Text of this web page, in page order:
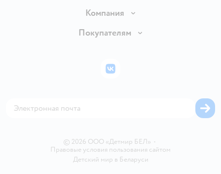
Доставка и оплата
Правила продажи
Политика использования файлов cookie
Компания
Вакансии
Покупателям
Бонусные карты
© 2026 ООО «Детмир БЕЛ» •
Правовые условия пользования сайтом
Детский мир в Беларуси
ВКонтакте